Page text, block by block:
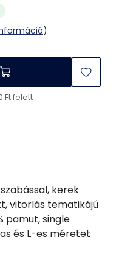
)
Ft felett
kerek
vitorlás tematikájú
pamut, single
és L-es méretet